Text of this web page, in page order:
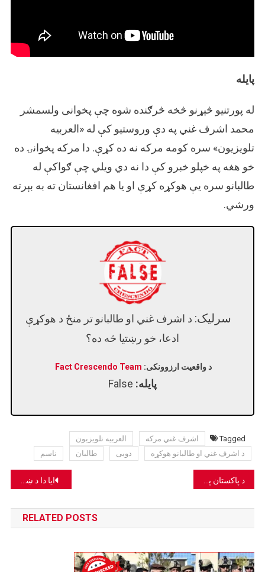
پایله
له پورتنیو څېړنو څخه څرګنده شوه چې پخوانی ولسمشر
محمد اشرف غني په دې وروستیو کې له «العربیه
تلویزیون» سره کومه مرکه نه ده کړې. دا مرکه پخوانۍ ده
خو هغه په خپلو خبرو کې دا نه دي ويلي چې ګواکې له
طالبانو سره یې هوکړه کړې او یا هم افغانستان ته به بېرته
ورشي.
سرلیک: د اشرف غني او طالبانو تر منځ د هوکړې
ادعا، خو رښتیا څه ده؟
د واقعیت ارزوونکی: Fact Crescendo Team
پایله:
Tagged اشرف غني مرکه
العربیه تلویزیون
د اشرف غني او طالبانو هوکړه
دوبی طالبان ناسم
Post
navigation
ایا دا د ښځینه فعالې انځور دی چې ادعا شوې ګواکې د طالبانو له خوا وهل شوې او یا په ټیلیفون کې له کوم هلک سره د خبرو له امله؟ د پاکستان په کویټه کې د برید ادعا، خو حقیقت څه دی؟
RELATED POSTS